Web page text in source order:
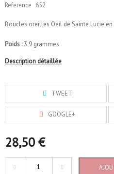
Reference 652
Boucles oreilles Oeil de Sainte Lucie
Poids :3.9 grammes
Description détaillée
TWEET
GOOGLE+
28,50 €